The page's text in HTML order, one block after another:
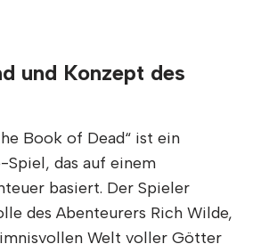
und Konzept des
Book of Dead“ ist ein
Spiel, das auf einem
basiert. Der Spieler
des Abenteurers Rich Wilde,
Welt voller Götter